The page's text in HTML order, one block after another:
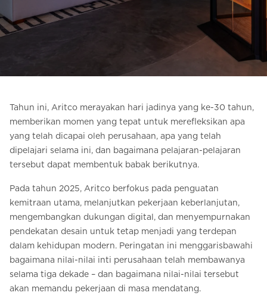
UNTUK PARA PROFESIONAL
Minta perkiraan harga
Pendaftaran buletin
Hubungi
ID
Tahun ini, Aritco merayakan hari jadinya yang ke-30 tahun,
memberikan momen yang tepat untuk merefleksikan apa
yang telah dicapai oleh perusahaan, apa yang telah
dipelajari selama ini, dan bagaimana pelajaran-pelajaran
tersebut dapat membentuk babak berikutnya.
Pada tahun 2025, Aritco berfokus pada penguatan
kemitraan utama, melanjutkan pekerjaan keberlanjutan,
mengembangkan dukungan digital, dan menyempurnakan
pendekatan desain untuk tetap menjadi yang terdepan
dalam kehidupan modern. Peringatan ini menggarisbawahi
bagaimana nilai-nilai inti perusahaan telah membawanya
selama tiga dekade – dan bagaimana nilai-nilai tersebut
akan memandu pekerjaan di masa mendatang.